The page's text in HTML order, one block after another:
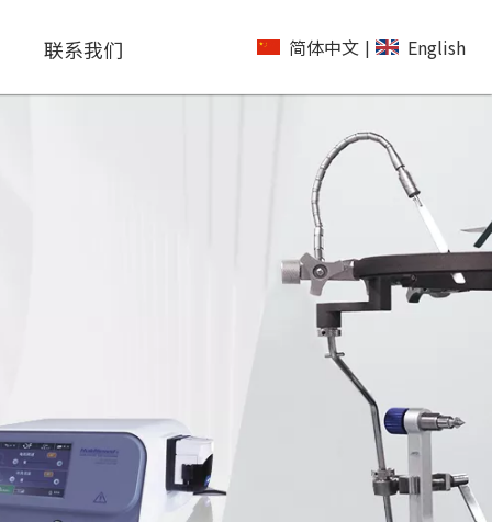
联系我们 简体中文 | English